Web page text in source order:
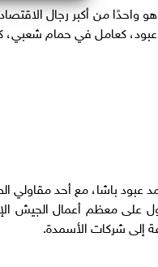
واحدًا من أكبر رجال
كعامل في حمام شعبي،
عبود باشا، مع أحد مقاولي
على معظم أعمال الجيش
إلى شركات الأسمدة.